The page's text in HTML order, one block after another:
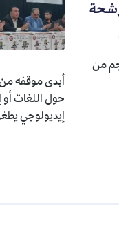
أبدى موقفه من القرار
حول اللغات أو إعادة تنظيم
إيديولوجي يطغى على